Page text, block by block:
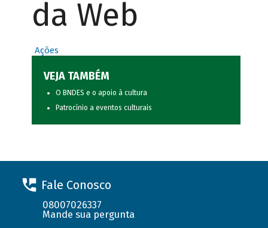
da Web
Ações
VEJA TAMBÉM
O BNDES e o apoio à cultura
Patrocínio a eventos culturais
Fale Conosco
08007026337
Mande sua pergunta